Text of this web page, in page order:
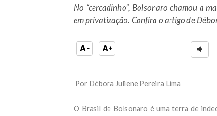
Os
Fim
No “cercadinho”, Bolsonaro chamou a
em privatização. Confira o artigo de
Por Débora Juliene Pereira Lima
O Brasil de Bolsonaro é uma terra de